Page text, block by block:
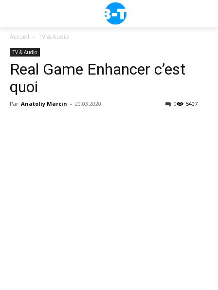
Accueil TV & Audio
TV & Audio
Real Game Enhancer c’est
quoi
Par Anatoliy Marcin - 20.03.2020 5407
0